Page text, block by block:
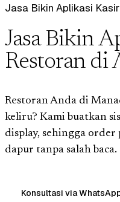
Jasa Bikin Aplikasi
Jasa Bikin
Restoran di
Restoran Anda di
keliru? Kami buatkan
display, sehingga
dapur tanpa salah baca.
Konsultasi via